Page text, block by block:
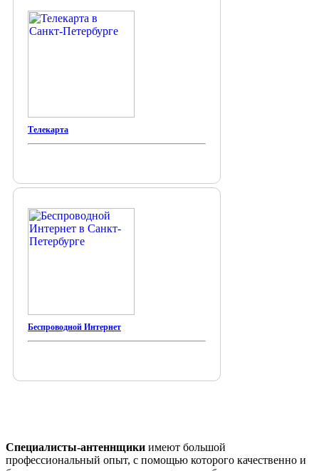
Телекарта
Беспроводной Интернет
Специалисты-антеннщики имеют большой
профессиональный опыт, с помощью которого качественно и